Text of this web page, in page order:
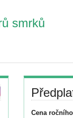
smrků
Cena